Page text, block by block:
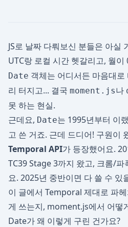
JS로 날짜 다뤄보신 분들은 아실
UTC랑 로컬 시간 헷갈리고, 월
Date 객체는 어디서든 마음대
리 터지고... 결국 moment.js나
못 하는 현실.
근데요, Date는 1995년부터 이
고 쓴 거죠. 근데 드디어! 구원이
Temporal API가 등장했어요.
TC39 Stage 3까지 왔고, 크롬/
요. 2025년 중반이면 다 쓸 수 있
이 글에서 Temporal 제대로 파
게 쓰는지, moment.js에서 어떻
Date가 왜 이렇게 구린 건가요?